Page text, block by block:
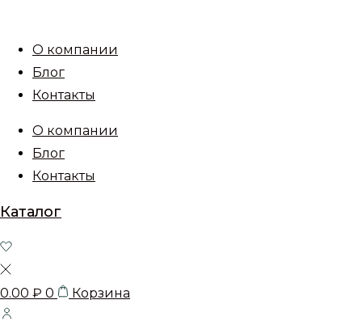
О компании
Блог
Контакты
О компании
Блог
Контакты
Каталог
0.00 ₽ 0 Корзина